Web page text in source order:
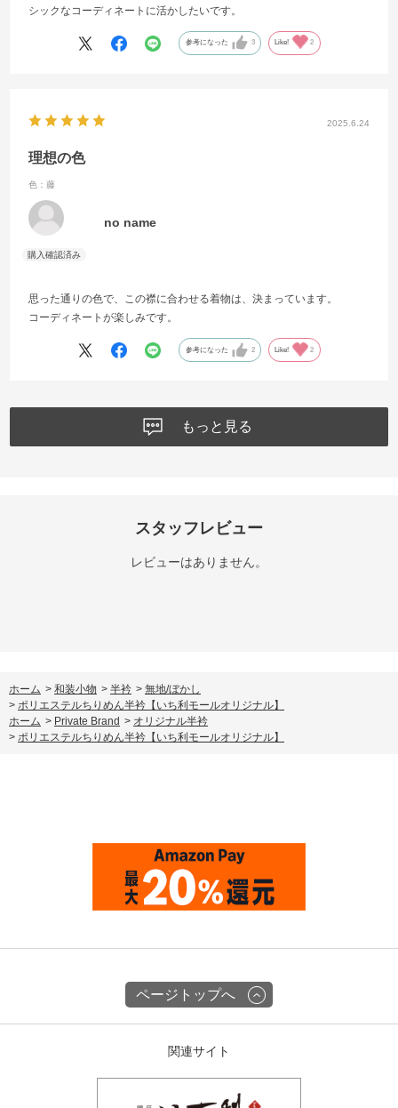
シックなコーディネートに活かしたいです。
参考になった 3 Like! 2
2025.6.24
理想の色
色：藤
no name
思った通りの色で、この襟に合わせる着物は、決まっています。
コーディネートが楽しみです。
参考になった 2 Like! 2
もっと見る
スタッフレビュー
レビューはありません。
ホーム > 和装小物 > 半衿 > 無地/ぼかし
> ポリエステルちりめん半衿【いち利モールオリジナル】
ホーム > Private Brand > オリジナル半衿
> ポリエステルちりめん半衿【いち利モールオリジナル】
ページトップへ
関連サイト